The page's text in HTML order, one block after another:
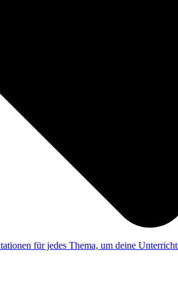
für jedes Thema, um deine